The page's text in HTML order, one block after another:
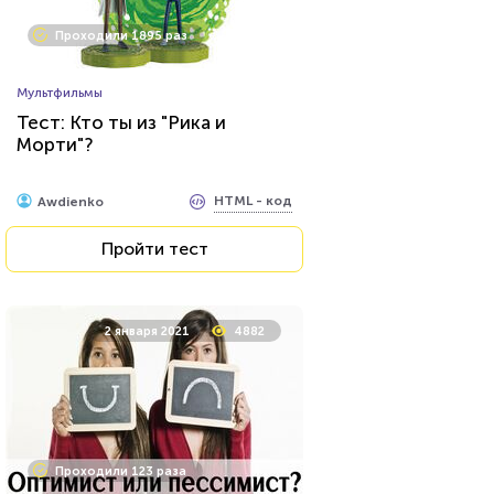
Проходили 22950 раз
Прочие тесты
Угадай футболиста по фото!
Пройти тест
4 февраля 2022
Проходили 1649 раз
Проходили 1895 раз
Мультфильмы
Тест: Кто ты из "Рика и
Морти"?
Awdienko HTML - код
Пройти тест
2 января 2021 4882
Проходили 123 раза